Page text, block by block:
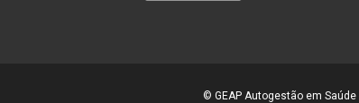
© GEAP Autogestão em Saúde